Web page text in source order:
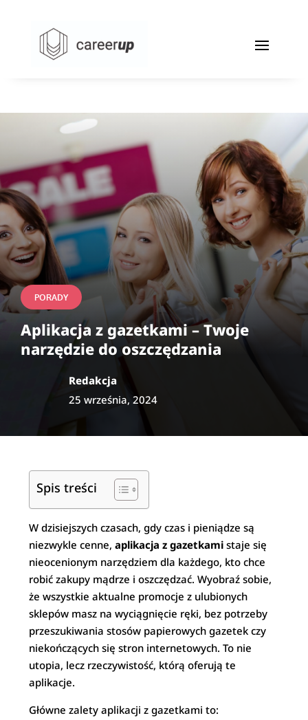
PORADY
Aplikacja z gazetkami – Twoje
narzędzie do oszczędzania
Redakcja
25 września, 2024
Spis treści
W dzisiejszych czasach, gdy czas i pieniądze są
niezwykle cenne,aplikacja z gazetkami staje się
nieocenionym narzędziem dla każdego, kto chce
robić zakupy mądrze i oszczędzać. Wyobraź sobie,
że wszystkie aktualne promocje z ulubionych
sklepów masz na wyciągnięcie ręki, bez potrzeby
przeszukiwania stosów papierowych gazetek czy
niekończących się stron internetowych. To nie
utopia, lecz rzeczywistość, którą oferują te
aplikacje.
Główne zalety aplikacji z gazetkami to: